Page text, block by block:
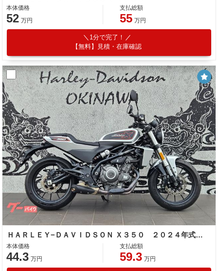
本体価格
52 万円
支払総額
55 万円
1分で完了！
【無料】見積・在庫確認
ＨＡＲＬＥＹ−ＤＡＶＩＤＳＯＮ Ｘ３５０ ２０２４年式 ＡＢＳ ＬＥＤライト ノーマル車両
本体価格
44.3 万円
支払総額
59.3 万円